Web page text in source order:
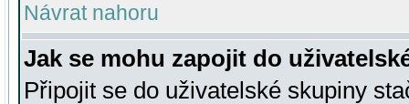
Návrat nahoru
Jak se mohu zapojit do
Připojit se do uživatelské skupiny